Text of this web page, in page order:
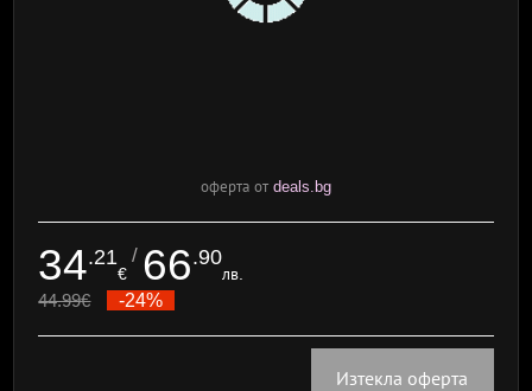
оферта от deals.bg
34.21
€
/ 66.90
лв.
44.99€ -24%
Изтекла оферта